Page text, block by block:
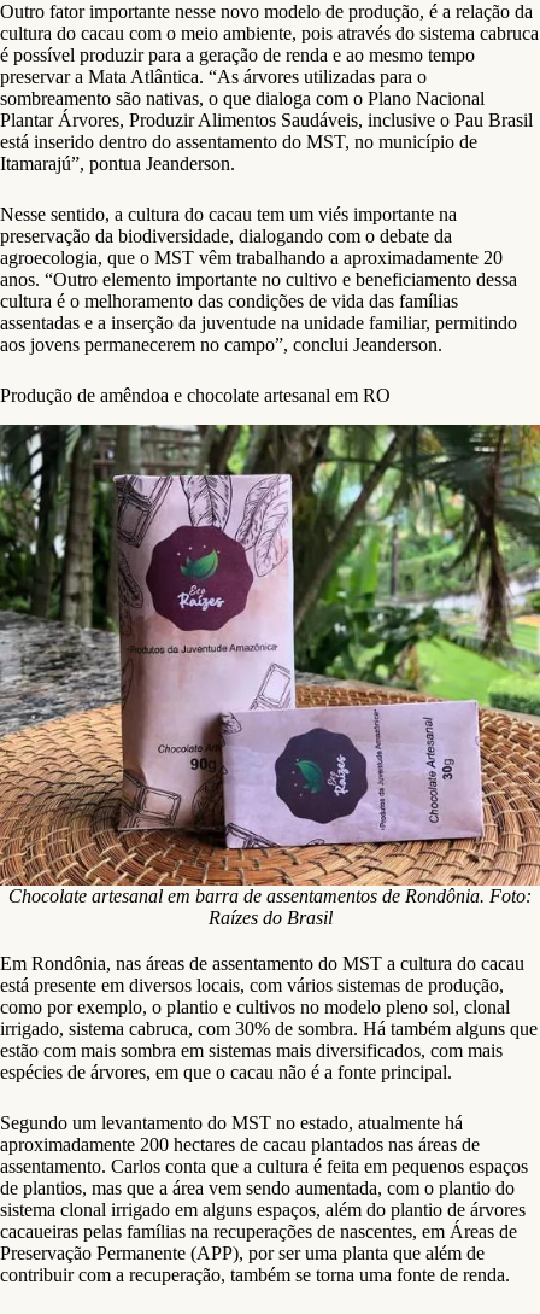
Outro fator importante nesse novo modelo de produção, é a relação da
cultura do cacau com o meio ambiente, pois através do sistema cabruca
é possível produzir para a geração de renda e ao mesmo tempo
preservar a Mata Atlântica. “As árvores utilizadas para o
sombreamento são nativas, o que dialoga com o Plano Nacional
Plantar Árvores, Produzir Alimentos Saudáveis, inclusive o Pau Brasil
está inserido dentro do assentamento do MST, no município de
Itamarajú”, pontua Jeanderson.
Nesse sentido, a cultura do cacau tem um viés importante na
preservação da biodiversidade, dialogando com o debate da
agroecologia, que o MST vêm trabalhando a aproximadamente 20
anos. “Outro elemento importante no cultivo e beneficiamento dessa
cultura é o melhoramento das condições de vida das famílias
assentadas e a inserção da juventude na unidade familiar, permitindo
aos jovens permanecerem no campo”, conclui Jeanderson.
Produção de amêndoa e chocolate artesanal em RO
Chocolate artesanal em barra de assentamentos de Rondônia. Foto:
Raízes do Brasil
Em Rondônia, nas áreas de assentamento do MST a cultura do cacau
está presente em diversos locais, com vários sistemas de produção,
como por exemplo, o plantio e cultivos no modelo pleno sol, clonal
irrigado, sistema cabruca, com 30% de sombra. Há também alguns que
estão com mais sombra em sistemas mais diversificados, com mais
espécies de árvores, em que o cacau não é a fonte principal.
Segundo um levantamento do MST no estado, atualmente há
aproximadamente 200 hectares de cacau plantados nas áreas de
assentamento. Carlos conta que a cultura é feita em pequenos espaços
de plantios, mas que a área vem sendo aumentada, com o plantio do
sistema clonal irrigado em alguns espaços, além do plantio de árvores
cacaueiras pelas famílias na recuperações de nascentes, em Áreas de
Preservação Permanente (APP), por ser uma planta que além de
contribuir com a recuperação, também se torna uma fonte de renda.